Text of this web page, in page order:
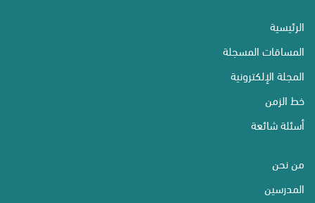
الرئيسية
المساقات المسجلة
المجلة الإلكترونية
خط الزمن
أسئلة شائعة
من نحن
المدرسين